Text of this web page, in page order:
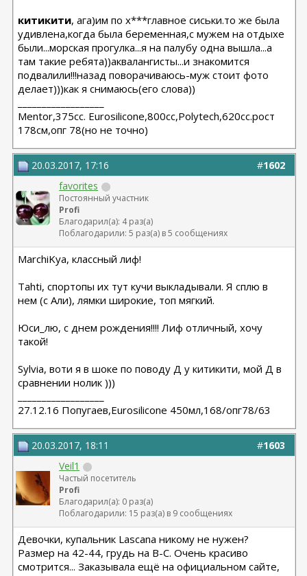
китикити, ага)им по х***главное сиськи.то же была
удивлена,когда была беременная,с мужем на отдыхе
были...морская прогулка...я на палубу одна вышла...а
там такие ребята))аквалангисты...и знакомится
подвалили!!!назад поворачиваюсь-муж стоит фото
делает)))как я снимаюсь(его слова))
Мentor,375cc. Eurosilicone,800cc,Polytech,620cc.рост
178см,опг 78(но не точно)
#1602
20.03.2017, 17:16
favorites
Постоянный участник
Profi
Благодарил(а): 4 раз(а)
Поблагодарили: 5 раз(а) в 5 сообщениях
MarchiKya, классный лиф!
Tahti, спортопы их тут кучи выкладывали. Я сплю в
нем (с Али), лямки широкие, топ мягкий.
Юси_лю, с днем рождения!!!! Лиф отличный, хочу
такой!
Sylvia, воти я в шоке по поводу Д у китикити, мой Д в
сравнении нолик )))
27.12.16 Попугаев,Eurosilicone 450мл,168/опг78/63
#1603
20.03.2017, 18:11
Veil1
Частый посетитель
Profi
Благодарил(а): 0 раз(а)
Поблагодарили: 15 раз(а) в 9 сообщениях
Девочки, купальник Lascana никому не нужен?
Размер на 42-44, грудь на В-С. Очень красиво
смотрится... Заказывала ещё на официальном сайте,